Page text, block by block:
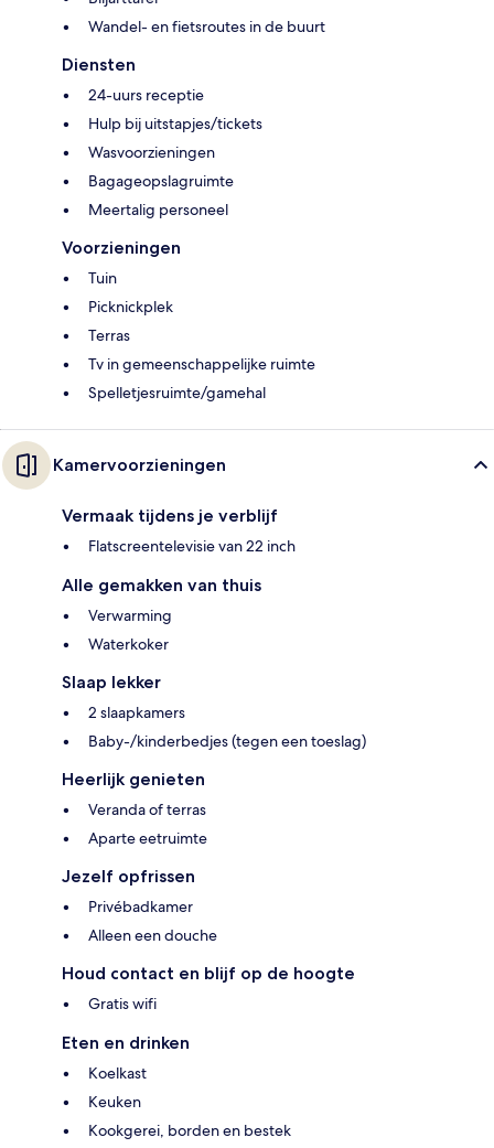
Wandel- en fietsroutes in de buurt
Diensten
24-uurs receptie
Hulp bij uitstapjes/tickets
Wasvoorzieningen
Bagageopslagruimte
Meertalig personeel
Voorzieningen
Tuin
Picknickplek
Terras
Tv in gemeenschappelijke ruimte
Spelletjesruimte/gamehal
Kamervoorzieningen
Vermaak tijdens je verblijf
Flatscreentelevisie van 22 inch
Alle gemakken van thuis
Verwarming
Waterkoker
Slaap lekker
2 slaapkamers
Baby-/kinderbedjes (tegen een toeslag)
Heerlijk genieten
Veranda of terras
Aparte eetruimte
Jezelf opfrissen
Privébadkamer
Alleen een douche
Houd contact en blijf op de hoogte
Gratis wifi
Eten en drinken
Koelkast
Keuken
Kookgerei, borden en bestek